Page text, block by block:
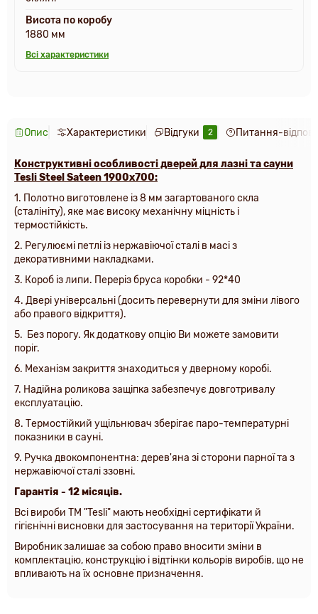
Висота по коробу
1880 мм
Всі характеристики
Опис Характеристики Відгуки 2 Питання-
Конструктивні особливості дверей для лазні та сауни
Tesli Steel Sateen 1900х700:
1. Полотно виготовлене із 8 мм загартованого скла
(сталініту), яке має високу механічну міцність і
термостійкість.
2. Регулюємі петлі із нержавіючої сталі в масі з
декоративними накладками.
3. Короб із липи. Переріз бруса коробки - 92*40
4. Двері універсальні (досить перевернути для зміни лівого
або правого відкриття).
5. Без порогу. Як додаткову опцію Ви можете замовити
поріг.
6. Механізм закриття знаходиться у дверному коробі.
7. Надійна роликова защіпка забезпечує довготривалу
експлуатацію.
8. Термостійкий ущільнювач зберігає паро-температурні
показники в сауні.
9. Ручка двокомпонентна: дерев'яна зі сторони парної та з
нержавіючої сталі ззовні.
Гарантія - 12 місяців.
Всі вироби ТМ "Tesli" мають необхідні сертифікати й
гігієнічні висновки для застосування на території України.
Виробник залишає за собою право вносити зміни в
комплектацію, конструкцію і відтінки кольорів виробів, що не
впливають на їх основне призначення.